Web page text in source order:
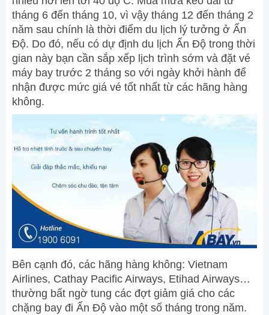
tháng 6 đến tháng 10, vì vậy tháng 12 đến tháng 2
năm sau chính là thời điểm du lịch lý tưởng ở Ấn
Độ. Do đó, nếu có dự định du lịch Ấn Độ trong thời
gian này bạn cần sắp xếp lịch trình sớm và đặt vé
máy bay trước 2 tháng so với ngày khởi hành để
nhận được mức giá vé tốt nhất từ các hãng hàng
không.
Bên cạnh đó, các hãng hàng không: Vietnam
Airlines, Cathay Pacific Airways, Etihad Airways…
thường bất ngờ tung các đợt giảm giá cho các
chặng bay đi Ấn Độ vào một số tháng trong năm.